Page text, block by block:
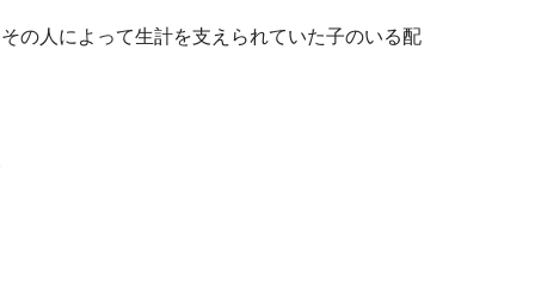
の人によって生計を支えられていた子のいる配